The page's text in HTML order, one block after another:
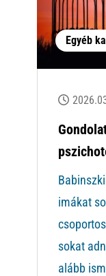
Egyéb
imákat
sokat
alább